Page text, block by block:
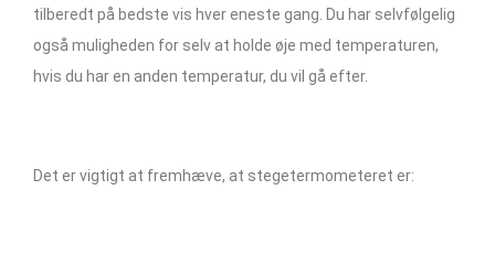
tilberedt på bedste vis hver eneste gang. Du har selvfølgelig
også muligheden for selv at holde øje med temperaturen,
hvis du har en anden temperatur, du vil gå efter.
Det er vigtigt at fremhæve, at stegetermometeret er: